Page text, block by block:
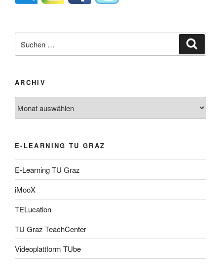
nach:
ARCHIV
E-LEARNING TU GRAZ
E-Learning TU Graz
iMooX
TELucation
TU Graz TeachCenter
Videoplattform TUbe